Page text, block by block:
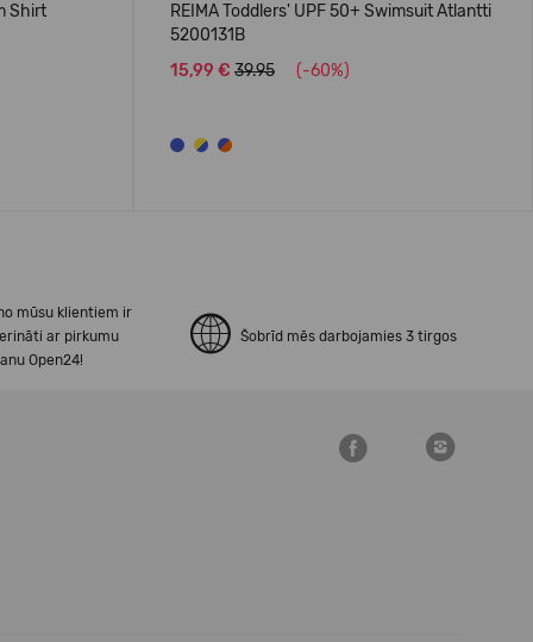
Shirt
REIMA Toddlers' UPF 50+ Swimsuit Atlantti
5200131B
15,99 € 39.95 (-60%)
mūsu klientiem ir
ar pirkumu
Open24!
Šobrīd mēs darbojamies 3 tirgos